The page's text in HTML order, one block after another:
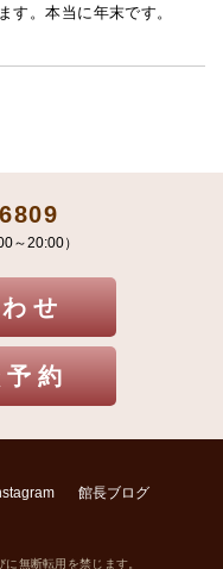
す。本当に年末です。
～20:00）
せ
約
館長ブログ
無断転用を禁じます。